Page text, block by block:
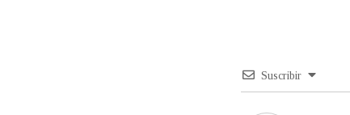
Suscribir